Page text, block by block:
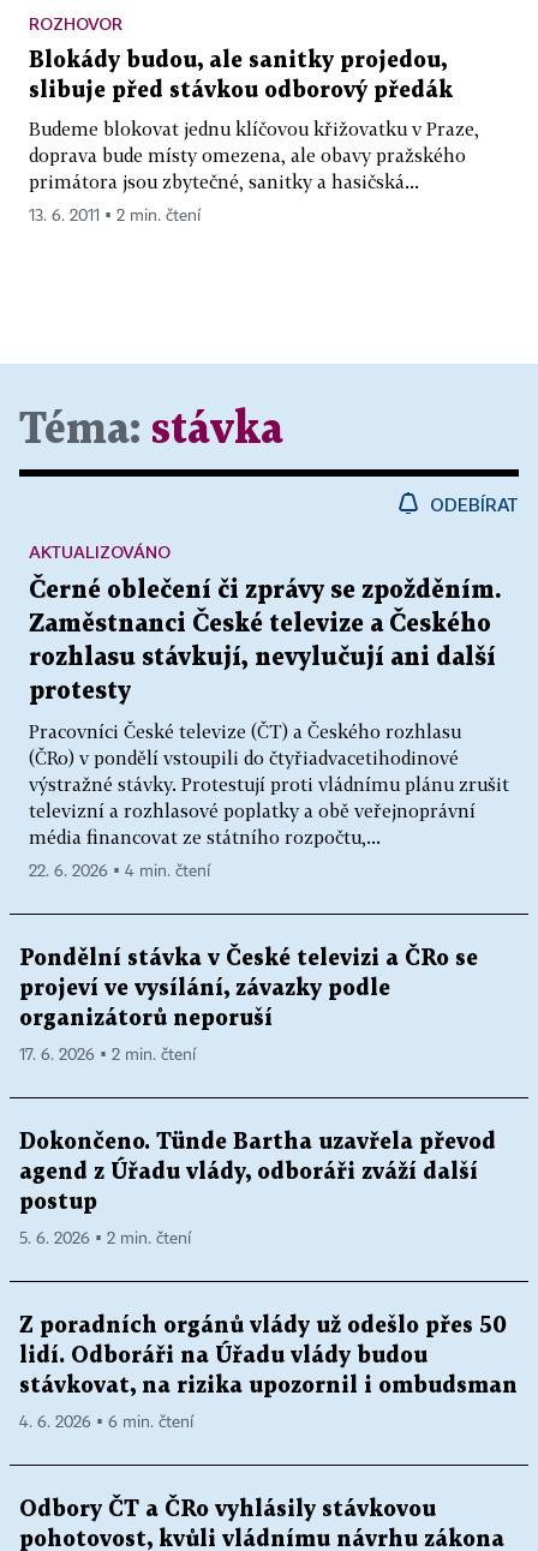
ROZHOVOR
Blokády budou, ale sanitky projedou,
slibuje před stávkou odborový předák
Budeme blokovat jednu klíčovou křižovatku v Praze,
doprava bude místy omezena, ale obavy pražského
primátora jsou zbytečné, sanitky a hasičská...
13. 6. 2011 ▪ 2 min. čtení
Téma: stávka
ODEBÍRAT
Černé oblečení či zprávy se zpožděním.
Zaměstnanci České televize a Českého
rozhlasu stávkují, nevylučují ani další
protesty
Pracovníci České televize (ČT) a Českého rozhlasu
(ČRo) v pondělí vstoupili do čtyřiadvacetihodinové
výstražné stávky. Protestují proti vládnímu plánu zrušit
televizní a rozhlasové poplatky a obě veřejnoprávní
média financovat ze státního rozpočtu,...
AKTUALIZOVÁNO
22. 6. 2026 ▪ 4 min. čtení
Pondělní stávka v České televizi a ČRo se
projeví ve vysílání, závazky podle
organizátorů neporuší
17. 6. 2026 ▪ 2 min. čtení
Dokončeno. Tünde Bartha uzavřela převod
agend z Úřadu vlády, odboráři zváží další
postup
5. 6. 2026 ▪ 2 min. čtení
Z poradních orgánů vlády už odešlo přes 50
lidí. Odboráři na Úřadu vlády budou
stávkovat, na rizika upozornil i ombudsman
4. 6. 2026 ▪ 6 min. čtení
Odbory ČT a ČRo vyhlásily stávkovou
pohotovost, kvůli vládnímu návrhu zákona